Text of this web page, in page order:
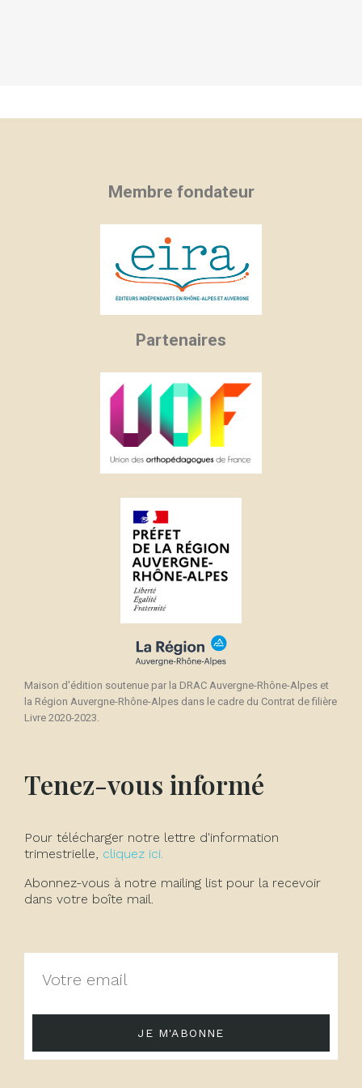
Membre fondateur
Partenaires
Maison d'édition soutenue par la DRAC Auvergne-Rhône-Alpes et
la Région Auvergne-Rhône-Alpes dans le cadre du Contrat de filière
Livre 2020-2023.
Tenez-vous informé
Pour télécharger notre lettre d'information
trimestrielle, cliquez ici.
Abonnez-vous à notre mailing list pour la recevoir
dans votre boîte mail.
JE M'ABONNE